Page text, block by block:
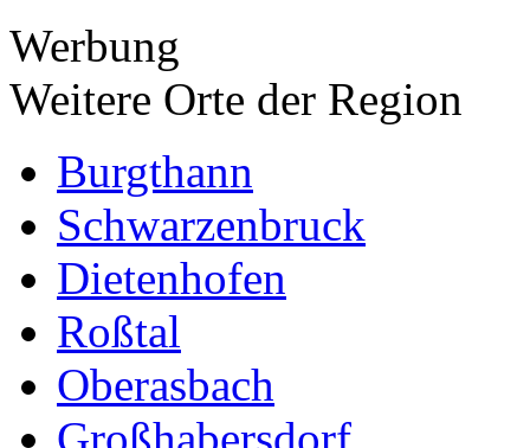
Werbung
Weitere Orte der Region
Burgthann
Schwarzenbruck
Dietenhofen
Roßtal
Oberasbach
Großhabersdorf